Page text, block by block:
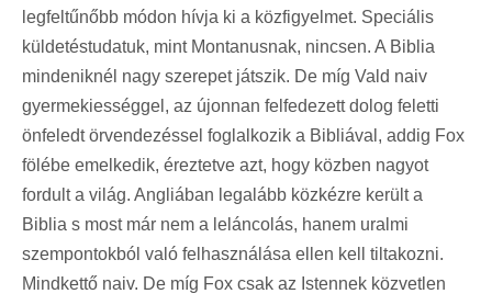
legfeltűnőbb módon hívja ki a közfigyelmet. Speciális
küldetéstudatuk, mint Montanusnak, nincsen. A Biblia
mindeniknél nagy szerepet játszik. De míg Vald naiv
gyermekiességgel, az újonnan felfedezett dolog feletti
önfeledt örvendezéssel foglalkozik a Bibliával, addig Fox
fölébe emelkedik, éreztetve azt, hogy közben nagyot
fordult a világ. Angliában legalább közkézre került a
Biblia s most már nem a leláncolás, hanem uralmi
szempontokból való felhasználása ellen kell tiltakozni.
Mindkettő naiv. De míg Fox csak az Istennek közvetlen